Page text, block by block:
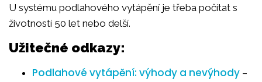
U systému podlahového vytápění je třeba počítat s
životností 50 let nebo delší.
Užitečné odkazy:
Podlahové vytápění: výhody a nevýhody –